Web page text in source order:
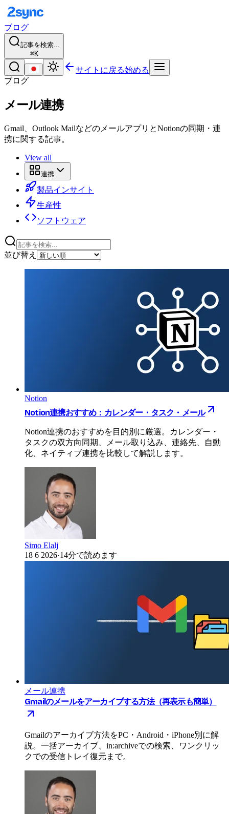
ブログ
記事を検索...
⌘K
サイトに戻る始める
ブログ
メール連携
Gmail、Outlook MailなどのメールアプリとNotionの同期・連
携に関する記事。
View all
連携
製品インサイト
生産性
ソフトウェア
並び替え
Notion
Notion連携おすすめ：カレンダー・タスク・メール
Notion連携のおすすめを目的別に厳選。カレンダー・
タスクの双方向同期、メール取り込み、連絡先、自動
化、ネイティブ連携を比較して解説します。
Simo Elalj
18 6 2026·14分で読めます
メール連携
Gmailのメールをアーカイブする方法（再表示も簡単）
Gmailのアーカイブ方法をPC・Android・iPhone別に解
説。一括アーカイブ、in:archiveでの検索、ワンクリッ
クでの受信トレイ復元まで。